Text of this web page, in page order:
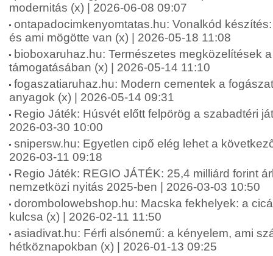
modernitás (x) | 2026-06-08 09:07
ontapadocimkenyomtatas.hu: Vonalkód
és ami mögötte van (x) | 2026-05-18 11:08
bioboxaruhaz.hu: Természetes megközelítések
támogatásában (x) | 2026-05-14 11:10
fogaszatiaruhaz.hu: Modern cementek a
anyagok (x) | 2026-05-14 09:31
Regio Játék: Húsvét előtt felpörög a szabadtéri
2026-03-30 10:00
snipersw.hu: Egyetlen cipő elég lehet a
2026-03-11 09:18
Regio Játék: REGIO JÁTÉK: 25,4 milliárd forint
nemzetközi nyitás 2025-ben | 2026-03-03 10:50
dorombolowebshop.hu: Macska fekhelyek: a
kulcsa (x) | 2026-02-11 11:50
asiadivat.hu: Férfi alsónemű: a kényelem, ami
hétköznapokban (x) | 2026-01-13 09:25